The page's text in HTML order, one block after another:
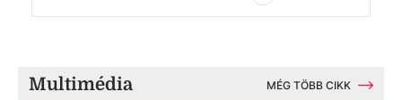
Multimédia MÉG TÖBB CIKK